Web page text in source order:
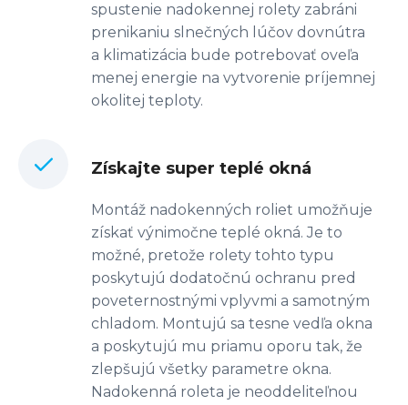
spustenie nadokennej rolety zabráni
prenikaniu slnečných lúčov dovnútra
a klimatizácia bude potrebovať oveľa
menej energie na vytvorenie príjemnej
okolitej teploty.
Získajte super teplé okná
Montáž nadokenných roliet umožňuje
získať výnimočne teplé okná. Je to
možné, pretože rolety tohto typu
poskytujú dodatočnú ochranu pred
poveternostnými vplyvmi a samotným
chladom. Montujú sa tesne vedľa okna
a poskytujú mu priamu oporu tak, že
zlepšujú všetky parametre okna.
Nadokenná roleta je neoddeliteľnou